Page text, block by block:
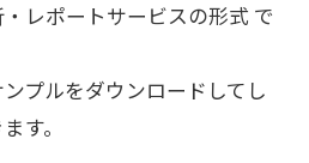
レポートサービスの形式 で
プルをダウンロードしてし
す。